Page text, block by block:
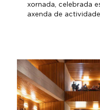
xornada, celebrada
axenda de